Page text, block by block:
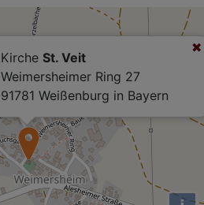
Kirche St. Veit
Weimersheimer Ring 27
91781 Weißenburg in Bayern